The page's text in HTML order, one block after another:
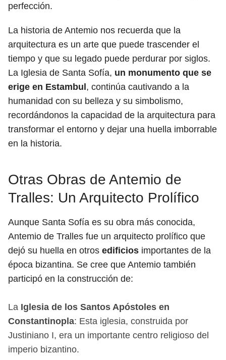
perfección.
La historia de Antemio nos recuerda que la
arquitectura es un arte que puede trascender el
tiempo y que su legado puede perdurar por siglos.
La Iglesia de Santa Sofía, un monumento que se
erige en Estambul , continúa cautivando a la
humanidad con su belleza y su simbolismo,
recordándonos la capacidad de la arquitectura para
transformar el entorno y dejar una huella imborrable
en la historia.
Otras Obras de Antemio de
Tralles: Un Arquitecto Prolífico
Aunque Santa Sofía es su obra más conocida,
Antemio de Tralles fue un arquitecto prolífico que
dejó su huella en otros edificios importantes de la
época bizantina. Se cree que Antemio también
participó en la construcción de:
La Iglesia de los Santos Apóstoles en
Constantinopla: Esta iglesia, construida por
Justiniano I, era un importante centro religioso del
imperio bizantino.